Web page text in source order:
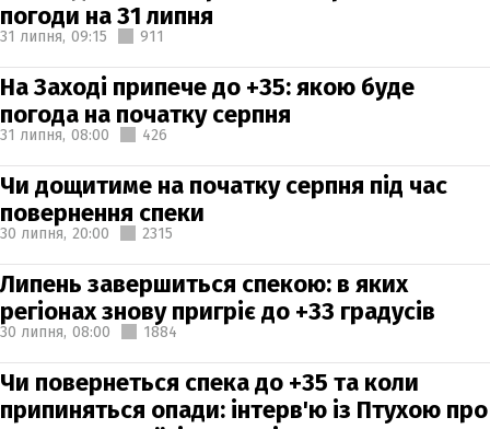
погоди на 31 липня
31 липня, 09:15 911
На Заході припече до +35: якою буде
погода на початку серпня
31 липня, 08:00 426
Чи дощитиме на початку серпня під час
повернення спеки
30 липня, 20:00 2315
Липень завершиться спекою: в яких
регіонах знову пригріє до +33 градусів
30 липня, 08:00 1884
Чи повернеться спека до +35 та коли
припиняться опади: інтерв'ю із Птухою про